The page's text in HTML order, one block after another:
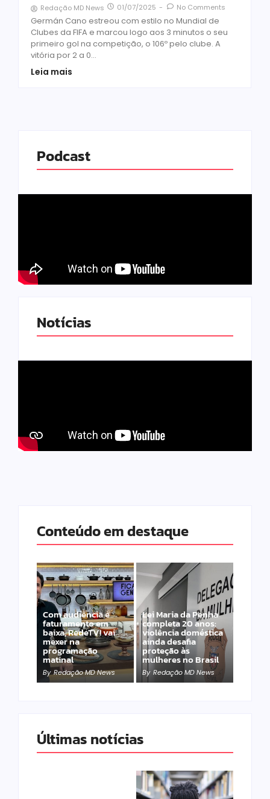
Redação MD News 01/07/2025 - No Comments
Germán Cano estreou com estilo no Mundial de
Clubes da FIFA e marcou logo aos 3 minutos o seu
primeiro gol na competição, o 106º pelo clube. A
vitória por 2 a 0...
Leia mais
Podcast
Notícias
Conteúdo em destaque
Com audiência e
faturamento em
baixa, RedeTV! vai
mexer na
programação
matinal
By Redação MD News
Lei Maria da Penha
completa 20 anos:
violência doméstica
ainda desafia
proteção às
mulheres no Brasil
By Redação MD News
Últimas notícias